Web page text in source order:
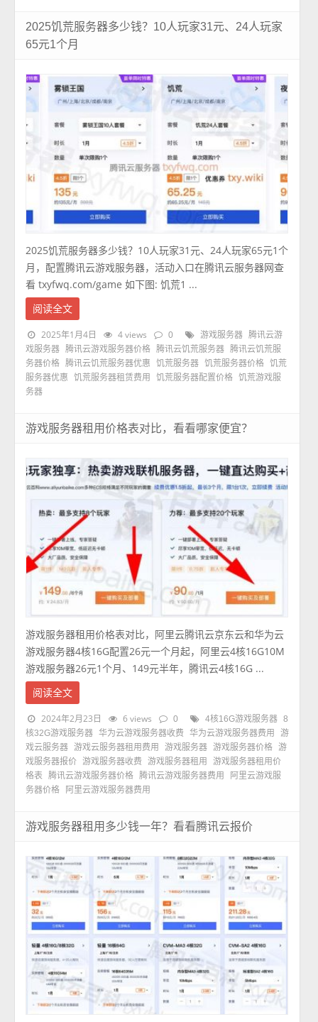
2025饥荒服务器多少钱？10人玩家31元、24人玩家
65元1个月
2025饥荒服务器多少钱？10人玩家31元、24人玩家65元1个
月，配置腾讯云游戏服务器，活动入口在腾讯云服务器网查
看 txyfwq.com/game 如下图: 饥荒1 ...
阅读全文
2025年1月4日 4 views 0 游戏服务器
腾讯云游
戏服务器 腾讯云游戏服务器价格 腾讯云饥荒服务器 腾讯云饥荒服
务器价格 腾讯云饥荒服务器优惠 饥荒服务器 饥荒服务器价格 饥荒
服务器优惠
饥荒服务器租赁费用 饥荒服务器配置价格 饥荒游戏服
务器
游戏服务器租用价格表对比，看看哪家便宜？
游戏服务器租用价格表对比，阿里云腾讯云京东云和华为云
游戏服务器4核16G配置26元一个月起，阿里云4核16G10M
游戏服务器26元1个月、149元半年，腾讯云4核16G ...
阅读全文
2024年2月23日 6 views 0 4核16G游戏服务器
8
核32G游戏服务器 华为云游戏服务器收费 华为云游戏服务器费用
游
戏云服务器 游戏云服务器租用费用 游戏服务器 游戏服务器价格 游
戏服务器报价 游戏服务器收费 游戏服务器租用
游戏服务器租用价
格表
腾讯云游戏服务器价格 腾讯云游戏服务器费用
阿里云游戏服
务器价格
阿里云游戏服务器费用
游戏服务器租用多少钱一年？看看腾讯云报价